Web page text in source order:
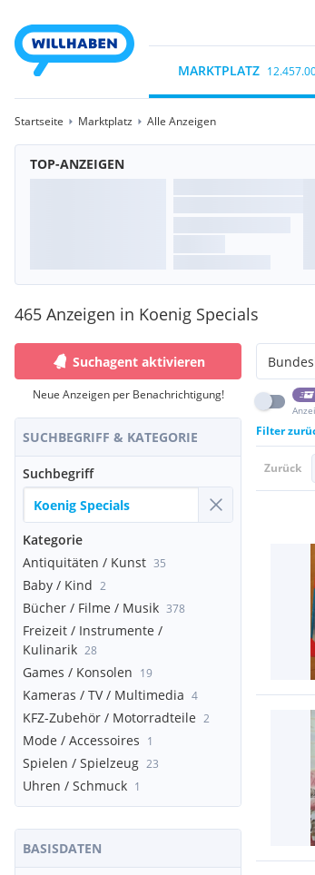
MARKTPLATZ
Startseite Marktplatz Alle Anzeigen
TOP-ANZEIGEN
465 Anzeigen in Koenig Specials
Suchagent aktivieren
Neue Anzeigen per Benachrichtigung!
SUCHBEGRIFF & KATEGORIE
Suchbegriff
Kategorie
Antiquitäten / Kunst 35
Baby / Kind 2
Bücher / Filme / Musik 378
Freizeit / Instrumente /
Kulinarik 28
Games / Konsolen 19
Kameras / TV / Multimedia 4
KFZ-Zubehör / Motorradteile 2
Mode / Accessoires 1
Spielen / Spielzeug 23
Uhren / Schmuck 1
BASISDATEN
Filter
Zurück